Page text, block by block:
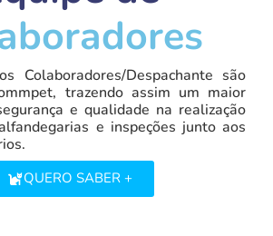
Colaboradores/Despachante são
trazendo assim um maior
e qualidade na realização
e inspeções junto aos
QUERO SABER +